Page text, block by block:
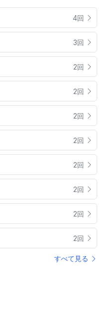
4回
3回
2回
2回
2回
2回
2回
2回
2回
2回
すべて見る